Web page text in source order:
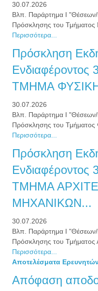
30.07.2026
Βλπ. Παράρτημα Ι "Θέσεων/
Πρόσκλησης του
Περισσότερα...
Πρόσκληση
Ενδιαφέροντος
ΤΜΗΜΑ
30.07.2026
Βλπ. Παράρτημα Ι "Θέσεων/
Πρόσκλησης του Τμήματος
Περισσότερα...
Πρόσκληση
Ενδιαφέροντος
ΤΜΗΜΑ
ΜΗΧΑΝΙΚΩΝ...
30.07.2026
Βλπ. Παράρτημα Ι "Θέσεων/
Πρόσκλησης του Τμήματος
Περισσότερα...
Αποτελέσματα
Απόφαση